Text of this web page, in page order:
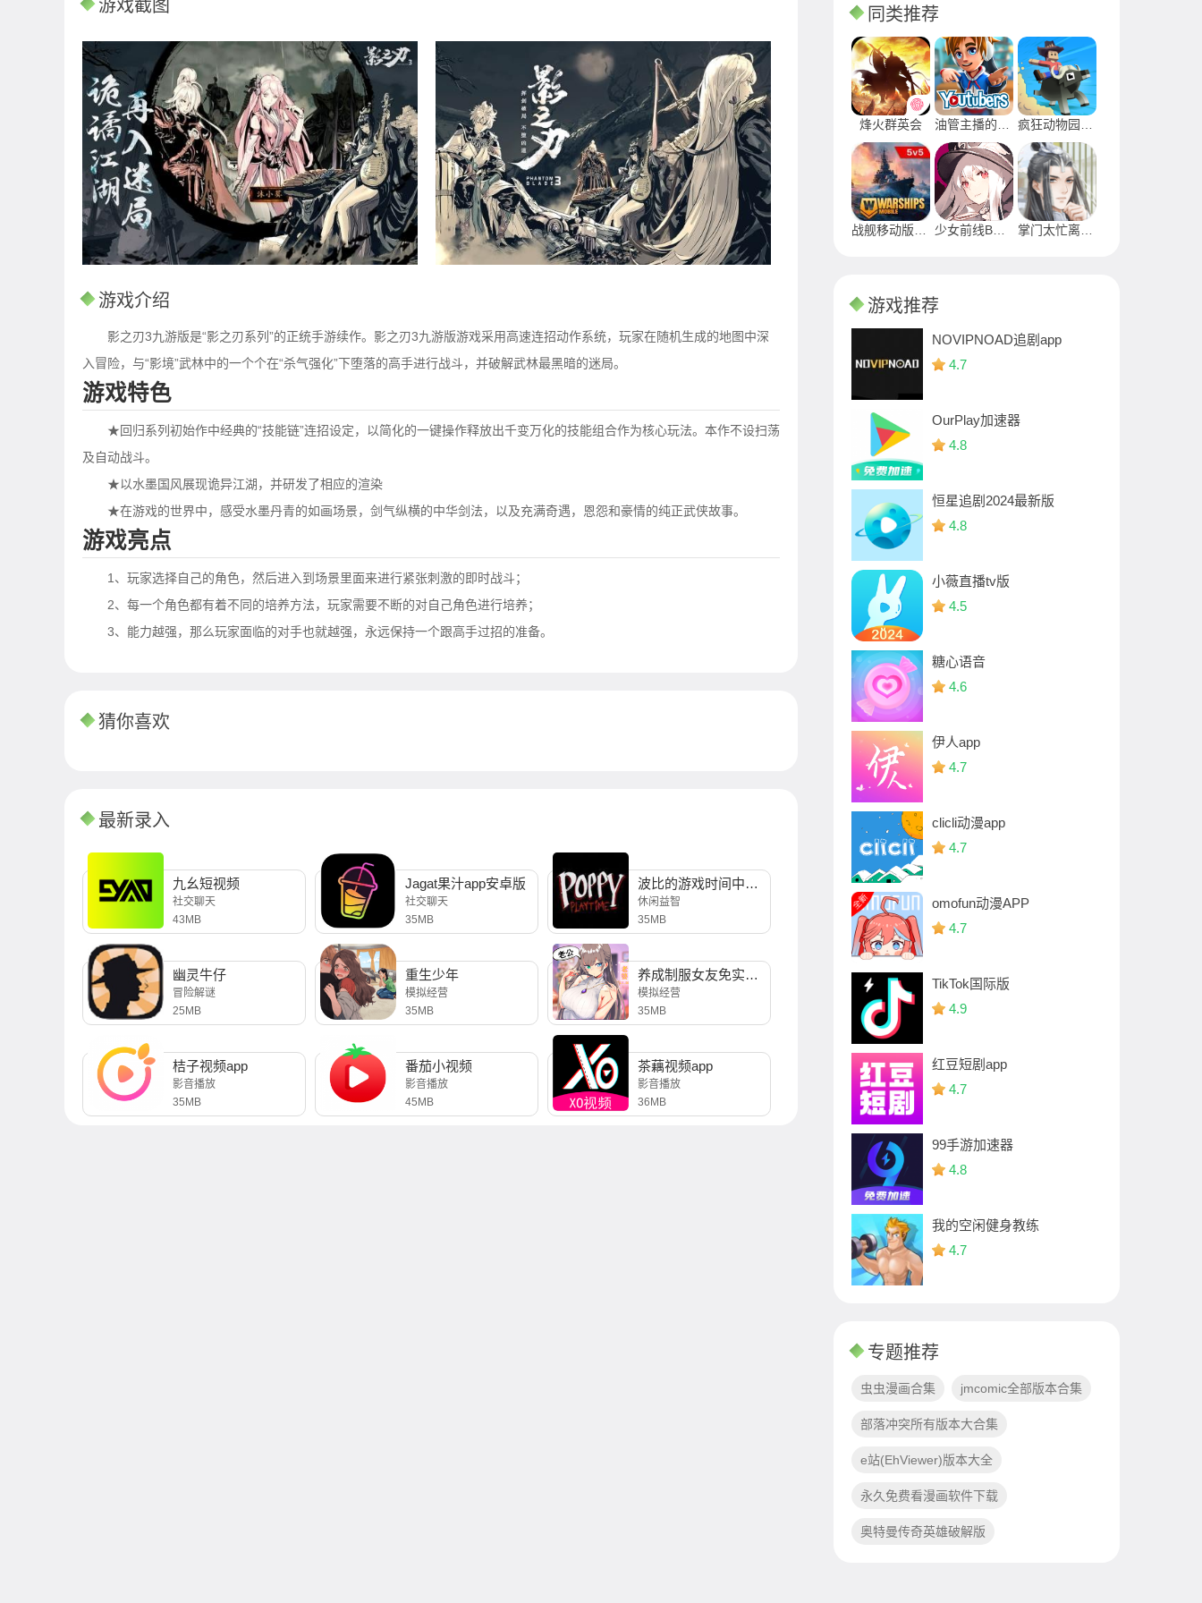
游戏截图
游戏介绍
影之刃3九游版是“影之刃系列”的正统手游续作。影之刃3九游版游戏采用高速连招动作系统，玩家在随机生成的地图中深
入冒险，与“影境”武林中的一个个在“杀气强化”下堕落的高手进行战斗，并破解武林最黑暗的迷局。
游戏特色
★回归系列初始作中经典的“技能链”连招设定，以简化的一键操作释放出千变万化的技能组合作为核心玩法。本作不设扫荡
及自动战斗。
★以水墨国风展现诡异江湖，并研发了相应的渲染
★在游戏的世界中，感受水墨丹青的如画场景，剑气纵横的中华剑法，以及充满奇遇，恩怨和豪情的纯正武侠故事。
游戏亮点
1、玩家选择自己的角色，然后进入到场景里面来进行紧张刺激的即时战斗；
2、每一个角色都有着不同的培养方法，玩家需要不断的对自己角色进行培养；
3、能力越强，那么玩家面临的对手也就越强，永远保持一个跟高手过招的准备。
猜你喜欢
最新录入
九幺短视频
社交聊天
43MB
Jagat果汁app安卓版
社交聊天
35MB
波比的游戏时间中文版
休闲益智
35MB
幽灵牛仔
冒险解谜
25MB
重生少年
模拟经营
35MB
养成制服女友免实名制安装
模拟经营
35MB
桔子视频app
影音播放
35MB
番茄小视频
影音播放
45MB
茶藕视频app
影音播放
36MB
同类推荐
烽火群英会
游戏推荐
NOVIPNOAD追剧app
4.7
OurPlay加速器
4.8
恒星追剧2024最新版
4.8
小薇直播tv版
4.5
糖心语音
4.6
伊人app
4.7
clicli动漫app
4.7
omofun动漫APP
4.7
TikTok国际版
4.9
红豆短剧app
4.7
99手游加速器
4.8
我的空闲健身教练
4.7
专题推荐
虫虫漫画合集 jmcomic全部版本合集
部落冲突所有版本大合集
e站(EhViewer)版本大全
永久免费看漫画软件下载
奥特曼传奇英雄破解版